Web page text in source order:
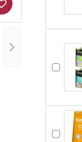
Nächstes Bild
Produkt zur